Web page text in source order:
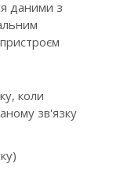
даними з
коли
зв'язку